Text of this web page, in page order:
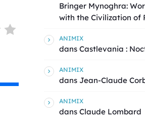
Bringer Mynoghra:
with the Civilization of
ANIMIX
dans Castlevania :
ANIMIX
dans Jean-Claude
ANIMIX
dans Claude Lombard